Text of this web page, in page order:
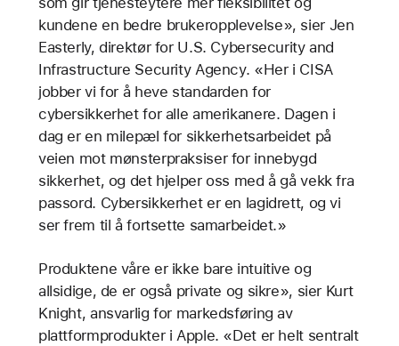
kundene en bedre brukeropplevelse», sier Jen
Easterly, direktør for U.S. Cybersecurity and
Infrastructure Security Agency. «Her i CISA
jobber vi for å heve standarden for
cybersikkerhet for alle amerikanere. Dagen i
dag er en milepæl for sikkerhetsarbeidet på
veien mot mønsterpraksiser for innebygd
sikkerhet, og det hjelper oss med å gå vekk fra
passord. Cybersikkerhet er en lagidrett, og vi
ser frem til å fortsette samarbeidet.»
Produktene våre er ikke bare intuitive og
allsidige, de er også private og sikre», sier Kurt
Knight, ansvarlig for markedsføring av
plattformprodukter i Apple. «Det er helt sentralt